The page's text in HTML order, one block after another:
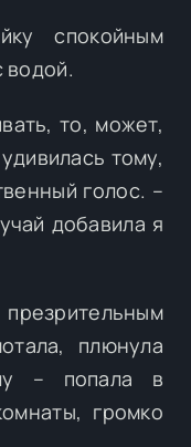
спокойным
водой.
то, может,
тому,
голос. –
добавила я
плюнула
– попала в
громко